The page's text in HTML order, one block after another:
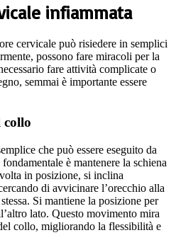
infiammata
cervicale può risiedere in semplici
possono fare miracoli per la
fare attività complicate o
semmai è importante essere
collo
che può essere eseguito da
è mantenere la schiena
in posizione, si inclina
di avvicinare l’orecchio alla
Si mantiene la posizione per
lato. Questo movimento mira
collo, migliorando la flessibilità e